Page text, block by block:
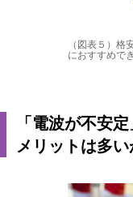
（図表５）格
におすすめで
「電波が不安
メリットは多